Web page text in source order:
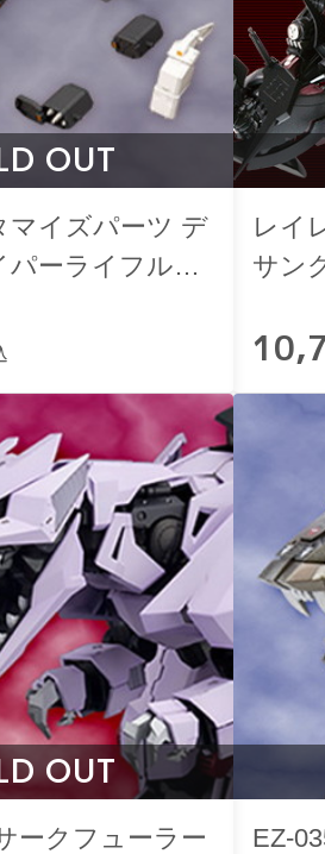
OUT
マイズパーツ デ
パーライフル
レイ
サン
OUT
ークフューラー
EZ-